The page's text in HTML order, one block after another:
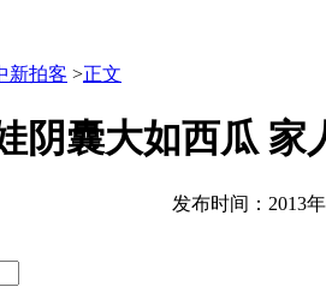
新拍客 >正文
阴囊大如西瓜 家
发布时间：2013